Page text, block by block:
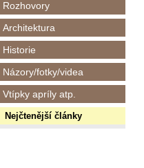
Rozhovory
Architektura
Historie
Názory/fotky/videa
Vtípky apríly atp.
Nejčtenější články